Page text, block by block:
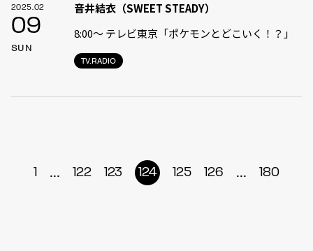
2025.02
09
SUN
TV.RADIO
音井結衣（SWEET STEADY）
8:00〜 テレビ東京「ポケモンとどこいく！？」
1 ... 122 123 124 125 126 ... 180